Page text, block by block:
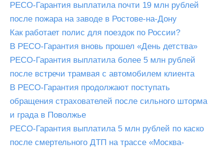
РЕСО-Гарантия выплатила почти 19 млн рублей
после пожара на заводе в Ростове-на-Дону
Как работает полис для поездок по России?
В РЕСО-Гарантия вновь прошел «День детства»
РЕСО-Гарантия выплатила более 5 млн рублей
после встречи трамвая с автомобилем клиента
В РЕСО-Гарантия продолжают поступать
обращения страхователей после сильного шторма
и града в Поволжье
РЕСО-Гарантия выплатила 5 млн рублей по каско
после смертельного ДТП на трассе «Москва-